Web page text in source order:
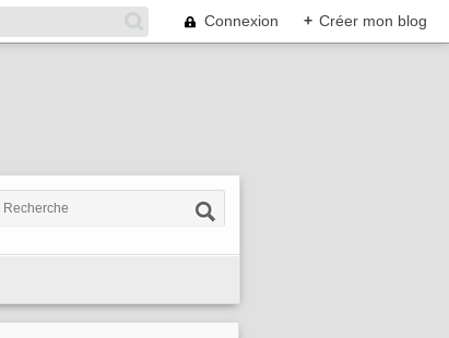
Connexion + Créer mon blog